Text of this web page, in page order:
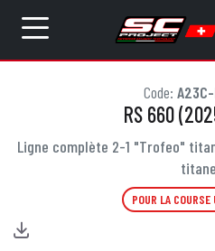
Code:
RS 660
Ligne complète 2-1 "Trofeo"
titane
POUR LA COURSE